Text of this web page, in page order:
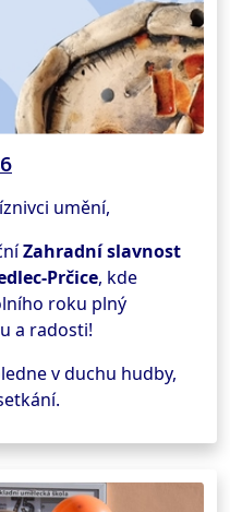
umění,
Zahradní slavnost
Prčice, kde
roku plný
a radosti!
v duchu hudby,